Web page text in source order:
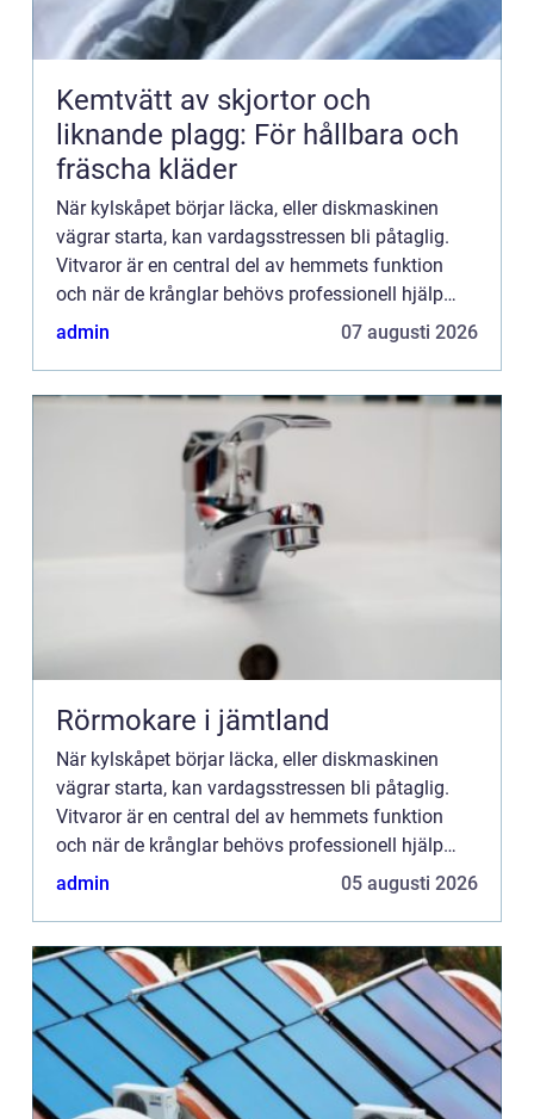
Kemtvätt av skjortor och
liknande plagg: För hållbara och
fräscha kläder
När kylskåpet börjar läcka, eller diskmaskinen
vägrar starta, kan vardagsstressen bli påtaglig.
Vitvaror är en central del av hemmets funktion
och när de krånglar behövs professionell hjälp
sn...
admin 07 augusti 2026
Rörmokare i jämtland
När kylskåpet börjar läcka, eller diskmaskinen
vägrar starta, kan vardagsstressen bli påtaglig.
Vitvaror är en central del av hemmets funktion
och när de krånglar behövs professionell hjälp
sn...
admin 05 augusti 2026